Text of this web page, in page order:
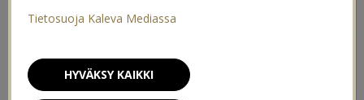
Tietosuoja Kaleva Mediassa
HYVÄKSY KAIKKI